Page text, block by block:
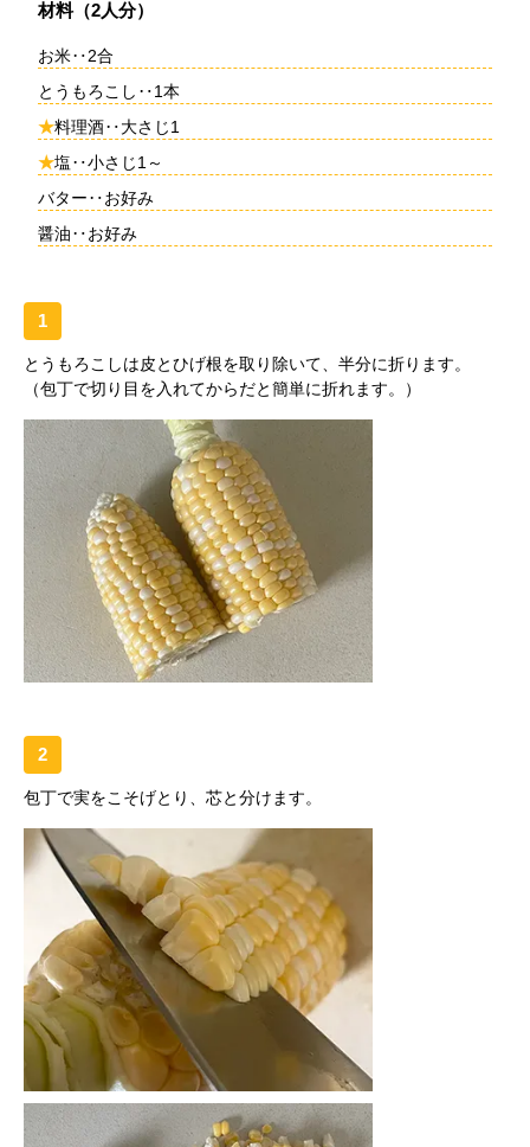
材料（2人分）
お米‥2合
とうもろこし‥1本
★料理酒‥大さじ1
★塩‥小さじ1～
バター‥お好み
醤油‥お好み
1
とうもろこしは皮とひげ根を取り除いて、半分に折ります。
（包丁で切り目を入れてからだと簡単に折れます。）
2
包丁で実をこそげとり、芯と分けます。